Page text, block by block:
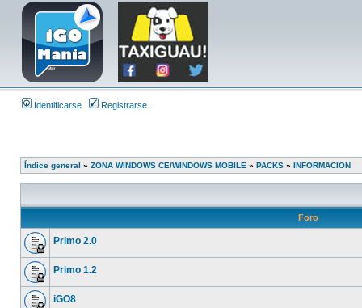
Identificarse Registrarse
Índice general » ZONA WINDOWS CE/WINDOWS MOBILE » PACKS » INFORMACION
Foro
Primo 2.0
Primo 1.2
iGO8